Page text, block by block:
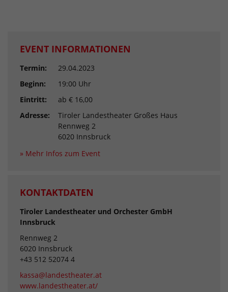
EVENT INFORMATIONEN
Termin:
29.04.2023
Beginn:
19:00 Uhr
Eintritt:
ab € 16,00
Adresse:
Tiroler Landestheater Großes Haus
Rennweg 2
6020 Innsbruck
» Mehr Infos zum Event
KONTAKTDATEN
Tiroler Landestheater und Orchester GmbH
Innsbruck
Rennweg 2
6020 Innsbruck
+43 512 52074 4
kassa@landestheater.at
www.landestheater.at/